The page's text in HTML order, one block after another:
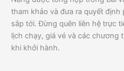
tham khảo và đưa ra quyết
sắp tới. Đừng quên liên hệ trực
lịch chạy, giá vé và các chương
khi khởi hành.